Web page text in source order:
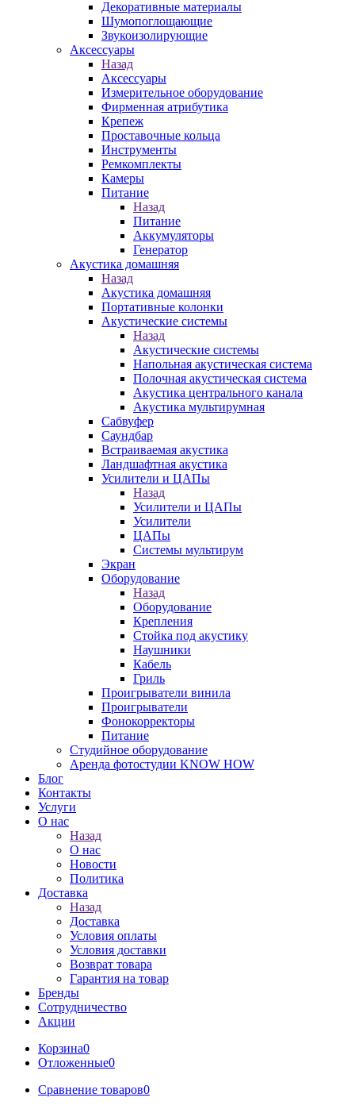
Декоративные материалы
Шумопоглощающие
Звукоизолирующие
Аксессуары
Назад
Аксессуары
Измерительное оборудование
Фирменная атрибутика
Крепеж
Проставочные кольца
Инструменты
Ремкомплекты
Камеры
Питание
Назад
Питание
Аккумуляторы
Генератор
Акустика домашняя
Назад
Акустика домашняя
Портативные колонки
Акустические системы
Назад
Акустические системы
Напольная акустическая система
Полочная акустическая система
Акустика центрального канала
Акустика мультирумная
Сабвуфер
Саундбар
Встраиваемая акустика
Ландшафтная акустика
Усилители и ЦАПы
Назад
Усилители и ЦАПы
Усилители
ЦАПы
Системы мультирум
Экран
Оборудование
Назад
Оборудование
Крепления
Стойка под акустику
Наушники
Кабель
Гриль
Проигрыватели винила
Проигрыватели
Фонокорректоры
Питание
Студийное оборудование
Аренда фотостудии KNOW HOW
Блог
Контакты
Услуги
О нас
Назад
О нас
Новости
Политика
Доставка
Назад
Доставка
Условия оплаты
Условия доставки
Возврат товара
Гарантия на товар
Бренды
Сотрудничество
Акции
Корзина0
Отложенные0
Сравнение товаров0